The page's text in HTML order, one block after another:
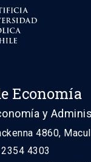
Economía
y
4860,
4303